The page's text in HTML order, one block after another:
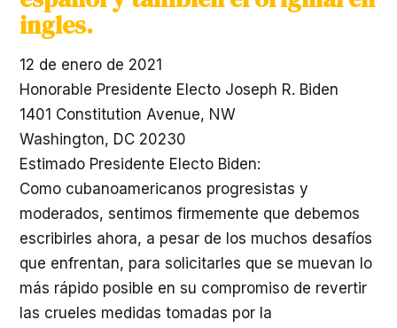
ingles.
12 de enero de 2021
Honorable Presidente Electo Joseph R. Biden
1401 Constitution Avenue, NW
Washington, DC 20230
Estimado Presidente Electo Biden:
Como cubanoamericanos progresistas y
moderados, sentimos firmemente que debemos
escribirles ahora, a pesar de los muchos desafíos
que enfrentan, para solicitarles que se muevan lo
más rápido posible en su compromiso de revertir
las crueles medidas tomadas por la